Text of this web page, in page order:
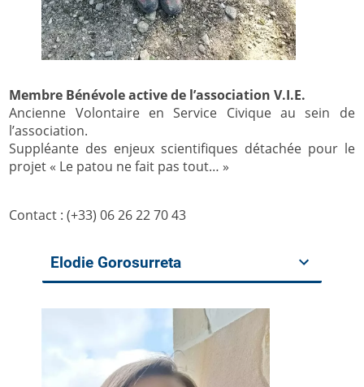
Membre Bénévole active de l’association V.I.E.
Ancienne Volontaire en Service Civique au sein de
l’association.
Suppléante des enjeux scientifiques détachée pour le
projet « Le patou ne fait pas tout… »
Contact : (+33) 06 26 22 70 43
Elodie Gorosurreta